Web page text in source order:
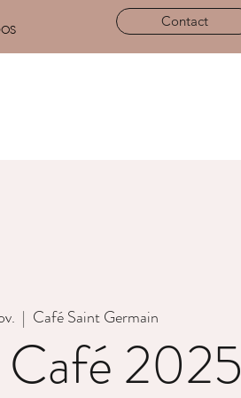
Contact
  |
Café Saint Germain
2025